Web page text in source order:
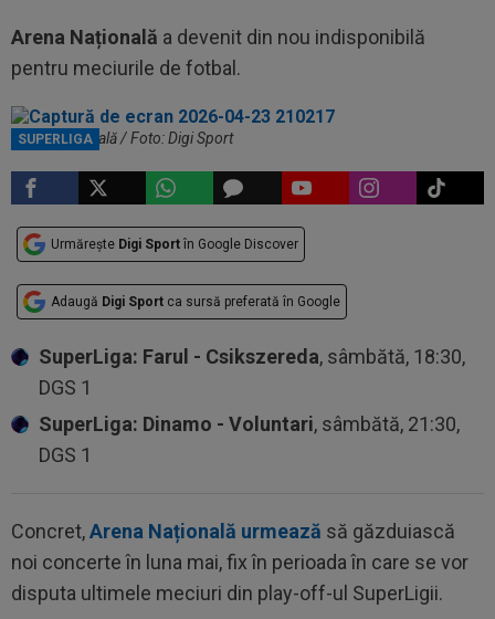
Arena Națională a devenit din nou indisponibilă
pentru meciurile de fotbal.
SUPERLIGA
Arena Națională / Foto: Digi Sport
Urmărește Digi Sport în Google Discover
Adaugă Digi Sport ca sursă preferată în Google
SuperLiga: Farul - Csikszereda, sâmbătă, 18:30,
DGS 1
SuperLiga: Dinamo - Voluntari, sâmbătă, 21:30,
DGS 1
Concret,Arena Națională urmează să găzduiască
noi concerte în luna mai, fix în perioada în care se vor
disputa ultimele meciuri din play-off-ul SuperLigii.